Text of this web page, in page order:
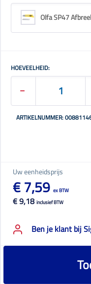
Olfa SP47
HOEVEELHEID:
ARTIKELNUMMER:
Uw eenheidsprijs
€ 9,18 inclusief BTW
€ 7,59 ex BTW
Ben je klant bij